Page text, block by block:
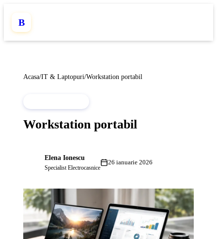
B
Acasa/IT & Laptopuri/Workstation portabil
Workstation portabil
Elena Ionescu
Specialist Electrocasnice
26 ianuarie 2026